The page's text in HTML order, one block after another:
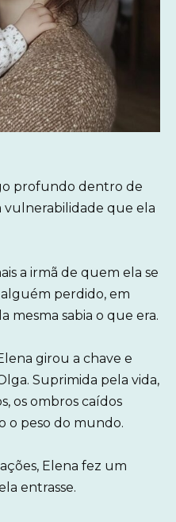
profundo dentro de
vulnerabilidade que ela
a irmã de quem ela se
perdido, em
mesma sabia o que era.
girou a chave e
Suprimida pela vida,
os ombros caídos
o peso do mundo.
Elena fez um
entrasse.